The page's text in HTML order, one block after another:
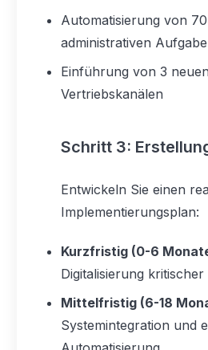
Automatisierung von
administrativen
Einführung von 3
Vertriebskanälen
Schritt 3:
Entwickeln Sie einen
Implementierungsplan:
Kurzfristig (0-6
Digitalisierung kritischer
Mittelfristig (6-18
Systemintegration und